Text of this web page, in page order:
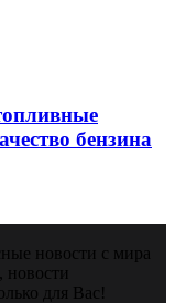
бензина
новости с мира
новости
для Вас!